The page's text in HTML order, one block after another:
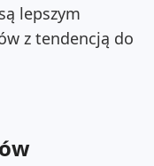
lepszym
z tendencją do